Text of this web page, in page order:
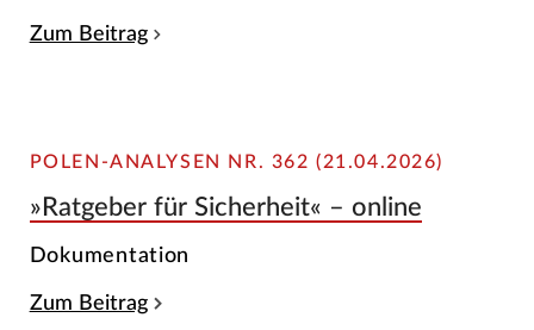
Zum Beitrag
POLEN-ANALYSEN NR. 362 (21.04.2026)
»Ratgeber für Sicherheit« – online
Dokumentation
Zum Beitrag